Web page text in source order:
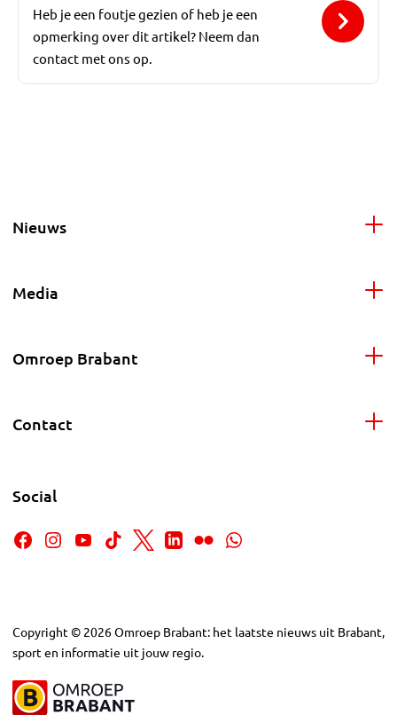
Heb je een foutje gezien of heb je een
opmerking over dit artikel? Neem dan
contact met ons op.
Nieuws
Media
Omroep Brabant
Contact
Social
Copyright © 2026Omroep Brabant: het laatste nieuws uit Brabant,
sport en informatie uit jouw regio.